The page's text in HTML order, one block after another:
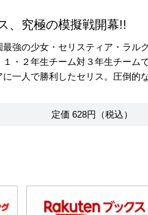
、究極の模擬戦開幕!!
強の少女・セリスティア・ラル
・２年生チーム対３年生チーム
に一人で勝利したセリス。圧倒
定価 628円（税込）